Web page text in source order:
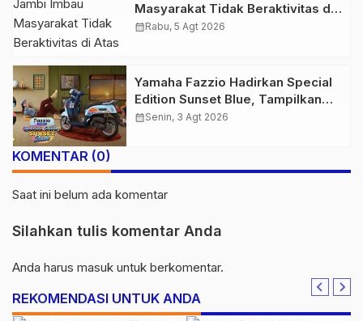
Masyarakat Tidak Beraktivitas di
Atas Jalur Pipa Migas Demi
calendar_monthRabu, 5 Agt 2026
Yamaha Fazzio Hadirkan Special
Edition Sunset Blue, Tampilkan
Nuansa Retro Summer yang
calendar_monthSenin, 3 Agt 2026
KOMENTAR (0)
Saat ini belum ada komentar
Silahkan tulis komentar Anda
Anda harus masuk untuk berkomentar.
REKOMENDASI UNTUK ANDA